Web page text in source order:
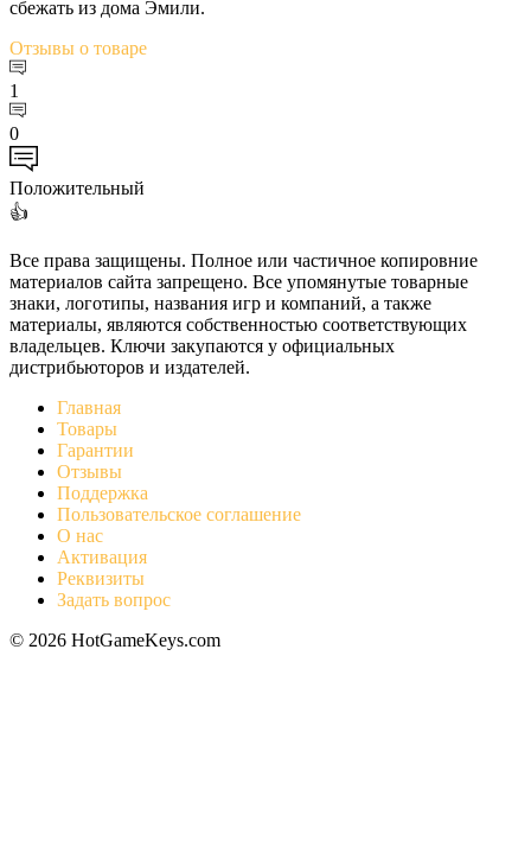
сбежать из дома Эмили.
Отзывы о товаре
1
0
Положительный
👍
Все права защищены. Полное или частичное копировние
материалов сайта запрещено. Все упомянутые товарные
знаки, логотипы, названия игр и компаний, а также
материалы, являются собственностью соответствующих
владельцев. Ключи закупаются у официальных
дистрибьюторов и издателей.
Главная
Товары
Гарантии
Отзывы
Поддержка
Пользовательское соглашение
О нас
Активация
Реквизиты
Задать вопрос
© 2026 HotGameKeys.com